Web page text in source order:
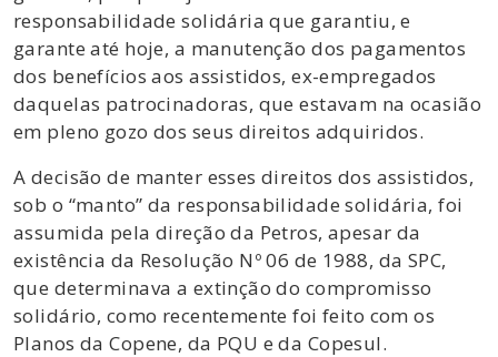
responsabilidade solidária que garantiu, e
garante até hoje, a manutenção dos pagamentos
dos benefícios aos assistidos, ex-empregados
daquelas patrocinadoras, que estavam na ocasião
em pleno gozo dos seus direitos adquiridos.
A decisão de manter esses direitos dos assistidos,
sob o “manto” da responsabilidade solidária, foi
assumida pela direção da Petros, apesar da
existência da Resolução Nº 06 de 1988, da SPC,
que determinava a extinção do compromisso
solidário, como recentemente foi feito com os
Planos da Copene, da PQU e da Copesul.